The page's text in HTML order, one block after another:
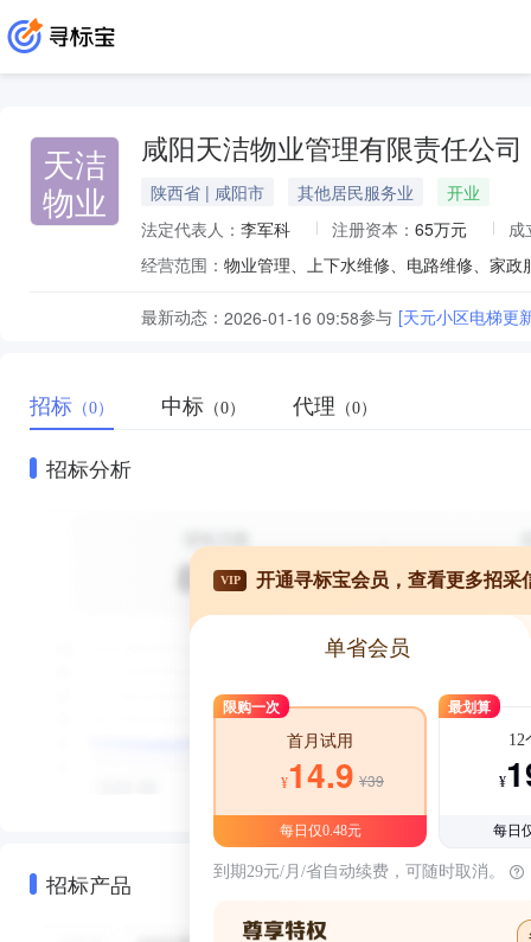
天洁
物业
咸阳天洁物业管理有限责任公司
陕西省 | 咸阳市 其他居民服务业
开业
法定代表人： 李军科 注册资本： 65万元
成
经营范围： 物业管理、上下水维修、电路维修、家
最新动态： 2026-01-16 09:58参与 [天元小区电梯更
招标 （0） 中标 （0） 代理 （0）
招标分析
招标产品
VIP 开通寻标宝会员，查看更多招采
单省会员
限购一次
首月试用
¥14.9 ¥39
每日仅0.48元
最划算
12
¥
每日
到期29元/月/省自动续费，可随时取消。